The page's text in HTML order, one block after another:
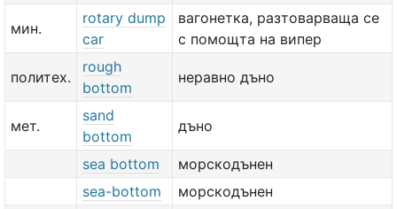
мин.
rotary dump
car
вагонетка, разтоварваща се
с помощта на випер
политех.
rough
bottom
неравно дъно
мет.
sand
bottom
дъно
sea bottom
морскодънен
sea-bottom
морскодънен